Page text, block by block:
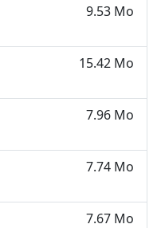
9.53 Mo
15.42 Mo
7.96 Mo
7.74 Mo
7.67 Mo